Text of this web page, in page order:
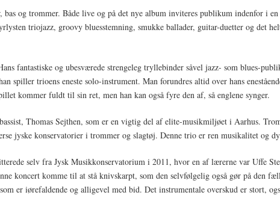
bas og trommer. Både live og på det nye album inviteres publikum indenfor i
triojazz, groovy bluesstemning, smukke ballader, guitar-duetter og det
fantastiske og ubesværede strengeleg tryllebinder såvel jazz- som blues-
spiller trioens eneste solo-instrument. Man forundres altid over hans
kommer fuldt til sin ret, men han kan også fyre den af, så englene synger.
Thomas Sejthen, som er en vigtig del af elite-musikmiljøet i Aarhus.
jyske konservatorier i trommer og slagtøj. Denne trio er ren musikalitet og
selv fra Jysk Musikkonservatorium i 2011, hvor en af lærerne var Uffe
koncert komme til at stå knivskarpt, som den selvfølgelig også gør på den
er iørefaldende og alligevel med bid. Det instrumentale overskud er stort,